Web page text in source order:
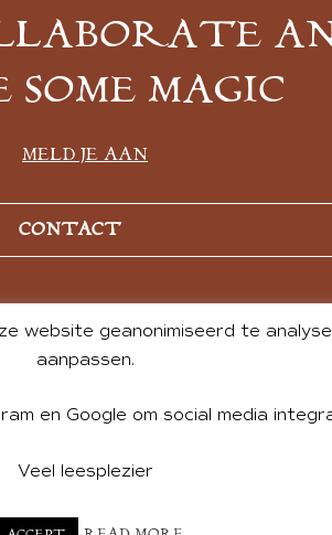
SOME MAGIC
MELD JE AAN
CONTACT
WEBSITE DESIGN BY
website geanonimiseerd te
aanpassen.
en Google om social media
Veel leesplezier